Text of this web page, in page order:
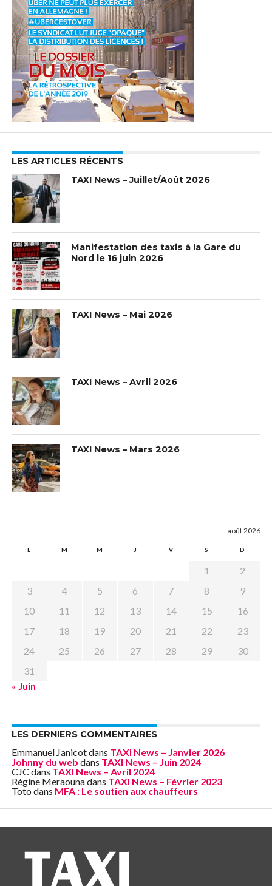
LES ARTICLES RÉCENTS
TAXI News – Juillet/Août 2026
Manifestation des taxis à la Gare du
Nord le 16 juin 2026
TAXI News – Mai 2026
TAXI News – Avril 2026
TAXI News – Mars 2026
août 2026
L M M J V S D
1
2
3
4 5 6 7 8
9
10
11 12 13 14 15
16
17
18 19 20 21 22
23
24
25 26 27 28 29
30
31
« Juin
LES DERNIERS COMMENTAIRES
Emmanuel Janicotdans TAXI News – Janvier 2026
Johnny du web dans TAXI News – Juin 2024
CJC dans TAXI News – Avril 2024
Régine Meraounadans TAXI News – Février 2023
Toto dans MFA : Le soutien aux chauffeurs